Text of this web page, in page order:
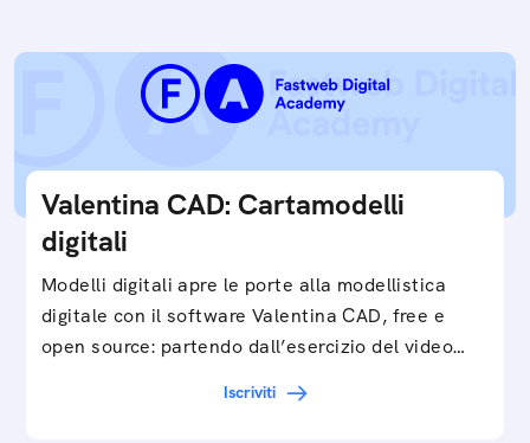
Valentina CAD: Cartamodelli
digitali
Modelli digitali apre le porte alla modellistica
digitale con il software Valentina CAD, free e
open source: partendo dall’esercizio del video…
Iscriviti